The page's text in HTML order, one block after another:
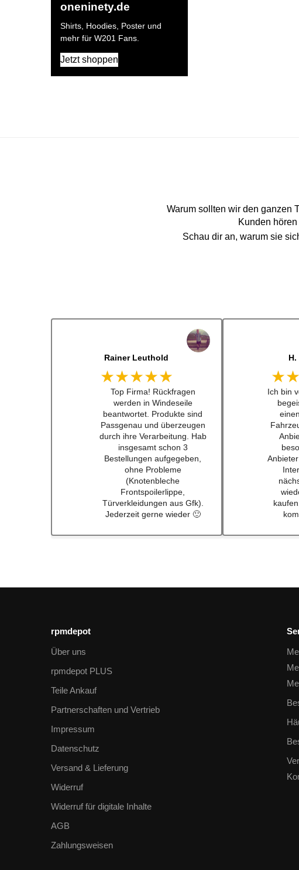
oneninety.de
Shirts, Hoodies, Poster und
mehr für W201 Fans.
Jetzt shoppen
Warum sollten wir den ganzen
Kunden
Schau dir an, warum sie
Dennis Lorenz (Inch)
★★★★★
Schneller Versandt, Top
Qualität immerwieder gerne
bei euch #w201Commumity
16v
und
Ich
rpmdepot
Über uns
rpmdepot PLUS
Teile Ankauf
Partnerschaften und Vertrieb
Impressum
Datenschutz
Versand & Lieferung
Widerruf
Widerruf für digitale Inhalte
AGB
Zahlungsweisen